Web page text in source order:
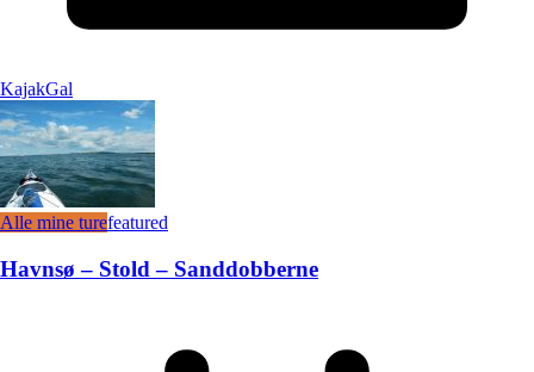
KajakGal
Alle mine turefeatured
Havnsø – Stold – Sanddobberne